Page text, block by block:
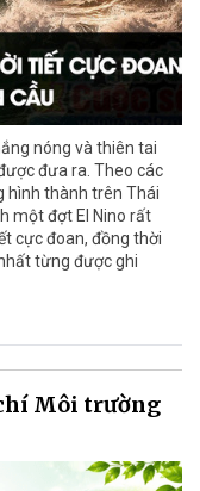
nóng và thiên tai
đưa ra. Theo các
hình thành trên Thái
một đợt El Nino rất
cực đoan, đồng thời
từng được ghi
Môi trường